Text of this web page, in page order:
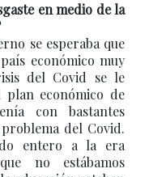
en medio de la
se esperaba que
económico muy
del Covid se le
económico de
con bastantes
del Covid.
entero a la era
no estábamos